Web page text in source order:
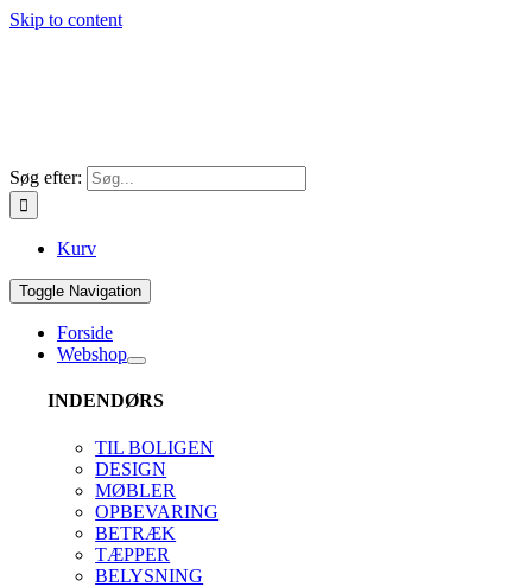
Skip to content
Søg efter:
Kurv
Toggle Navigation
Forside
Webshop
INDENDØRS
TIL BOLIGEN
DESIGN
MØBLER
OPBEVARING
BETRÆK
TÆPPER
BELYSNING